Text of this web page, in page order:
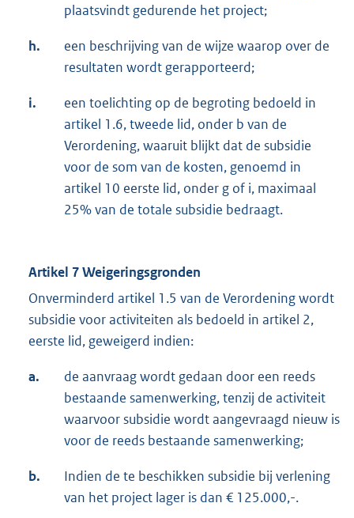
plaatsvindt gedurende het project;
h.
een beschrijving van de wijze waarop over de
resultaten wordt gerapporteerd;
i.
een toelichting op de begroting bedoeld in
artikel 1.6, tweede lid, onder b van de
Verordening, waaruit blijkt dat de subsidie
voor de som van de kosten, genoemd in
artikel 10 eerste lid, onder g of i, maximaal
25% van de totale subsidie bedraagt.
Artikel 7 Weigeringsgronden
Onverminderd artikel 1.5 van de Verordening wordt
subsidie voor activiteiten als bedoeld in artikel 2,
eerste lid, geweigerd indien:
a.
de aanvraag wordt gedaan door een reeds
bestaande samenwerking, tenzij de activiteit
waarvoor subsidie wordt aangevraagd nieuw is
voor de reeds bestaande samenwerking;
b.
Indien de te beschikken subsidie bij verlening
van het project lager is dan € 125.000,-.